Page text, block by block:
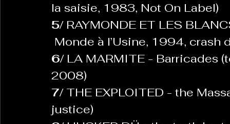
la saisie, 1983, Not On Label)
5/ RAYMONDE ET LES
Monde à l’Usine, 1994, crash
6/ LA MARMITE - Barricades
2008)
7/ THE EXPLOITED - the
justice)